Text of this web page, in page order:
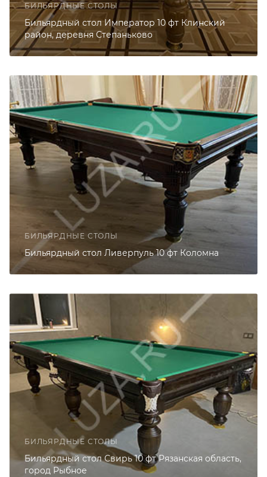
БИЛЬЯРДНЫЕ СТОЛЫ
Бильярдный стол Император 10 фт Клинский
район, деревня Степаньково
БИЛЬЯРДНЫЕ СТОЛЫ
Бильярдный стол Ливерпуль 10 фт Коломна
БИЛЬЯРДНЫЕ СТОЛЫ
Бильярдный стол Свирь 10 фт Рязанская область,
город Рыбное